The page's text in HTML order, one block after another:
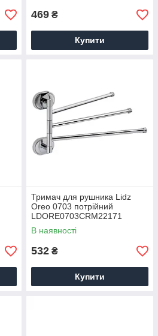
469 ₴
Купити
Тримач для рушника Lidz
Oreo 0703 потрійний
LDORE0703CRM22171
Chrome
В наявності
532 ₴
Купити